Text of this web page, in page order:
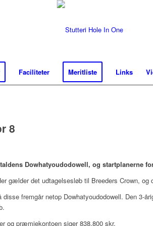
Faciliteter Meritliste Links
8
Dowhatyoudodowell, og startplanerne
gælder det udtagelsesløb til Breeders Crown, og
fremgår netop Dowhatyoudodowell. Den 3-
og præmiekontoen siger 838.800 skr.